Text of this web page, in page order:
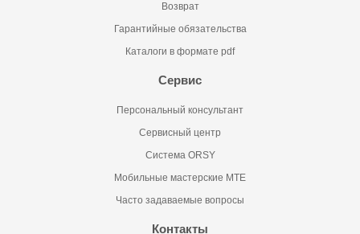
Возврат
Гарантийные обязательства
Каталоги в формате pdf
Сервис
Персональный консультант
Сервисный центр
Система ORSY
Мобильные мастерские MTE
Часто задаваемые вопросы
Контакты